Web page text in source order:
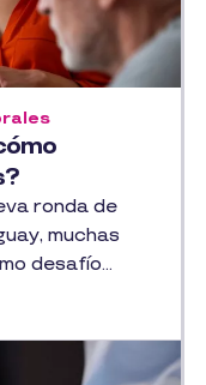
ronda de
muchas
desafío...